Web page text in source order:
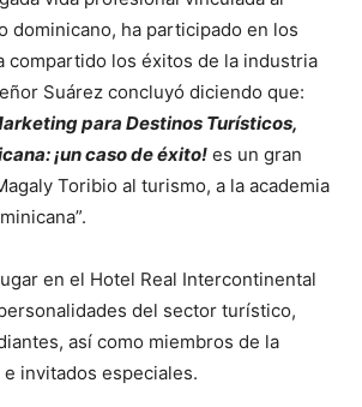
dominicano, ha participado en los
compartido los éxitos de la industria
Suárez concluyó diciendo que:
para Destinos Turísticos,
¡un caso de éxito! es un gran
Toribio al turismo, a la academia
en el Hotel Real Intercontinental
del sector turístico,
así como miembros de la
invitados especiales.